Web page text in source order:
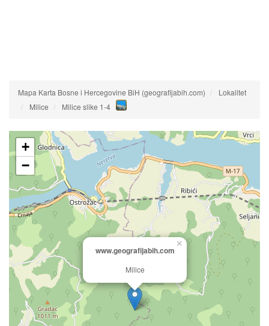
Mapa Karta Bosne i Hercegovine BiH (geografijabih.com)
Lokalitet
Milice
Milice slike 1-4
www.geografijabih.com
Milice
×
+
−